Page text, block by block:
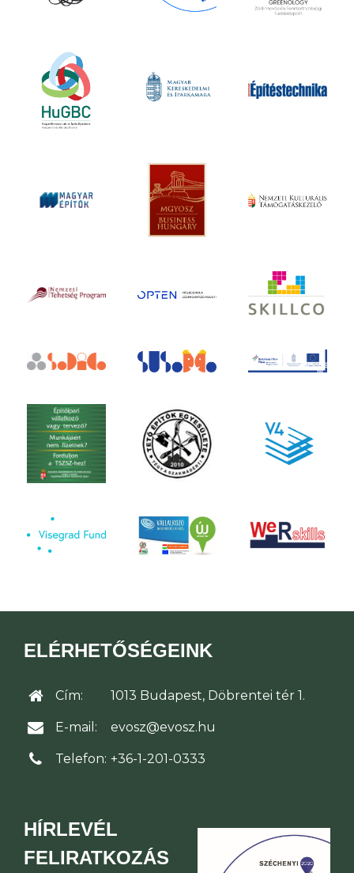
ELÉRHETŐSÉGEINK
Cím: 1013 Budapest, Döbrentei tér 1.
E-mail: evosz@evosz.hu
Telefon: +36-1-201-0333
HÍRLEVÉL
FELIRATKOZÁS